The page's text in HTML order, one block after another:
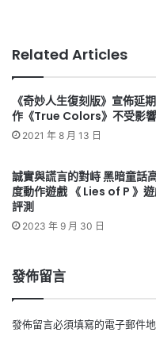
Related Articles
《奇妙人生復刻版》宣佈延
作《True Colors》不受影響
2021 年 8 月 13 日
誠實與謊言的對峙 黑暗童話
度動作遊戲 《 Lies of P 》
評測
2023 年 9 月 30 日
發佈留言
發佈留言必須填寫的電子郵件